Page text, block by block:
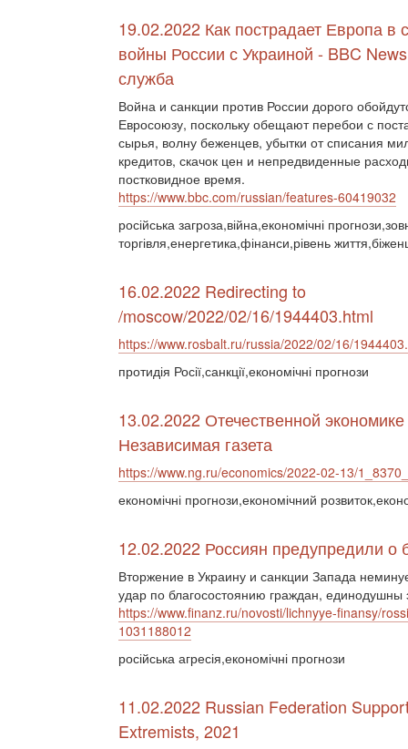
19.02.2022 Как пострадает Европа в
войны России с Украиной - BBC
служба
Война и санкции против России дорого
Евросоюзу, поскольку обещают перебои с
сырья, волну беженцев, убытки от списания
кредитов, скачок цен и непредвиденные
постковидное время.
https://www.bbc.com/russian/features-60419032
російська загроза,війна,економічні
торгівля,енергетика,фінанси,рівень
16.02.2022 Redirecting to
/moscow/2022/02/16/1944403.html
https://www.rosbalt.ru/russia/2022/02/16/
протидія Росії,санкції,економічні прогнози
13.02.2022 Отечественной
Независимая газета
https://www.ng.ru/economics/2022-02-13/
економічні прогнози,економічний
12.02.2022 Россиян предупредили о
Вторжение в Украину и санкции Запада
удар по благосостоянию граждан, единодушны
https://www.finanz.ru/novosti/lichnyye-finansy/
1031188012
російська агресія,економічні прогнози
11.02.2022 Russian Federation
Extremists, 2021